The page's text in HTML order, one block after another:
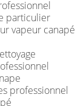
particulier
vapeur canapé
professionnel